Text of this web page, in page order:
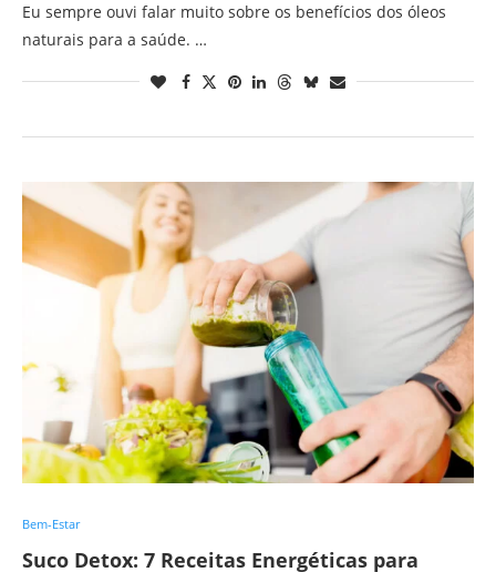
Eu sempre ouvi falar muito sobre os benefícios dos óleos
naturais para a saúde. …
Bem-Estar
Suco Detox: 7 Receitas Energéticas para